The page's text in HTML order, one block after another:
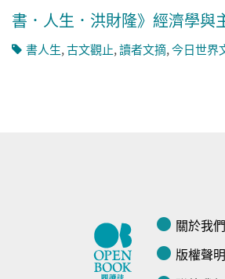
書．人生．洪財隆》經濟學與
書人生,古文觀止,讀者文摘,今日世界
關於我們
版權聲明